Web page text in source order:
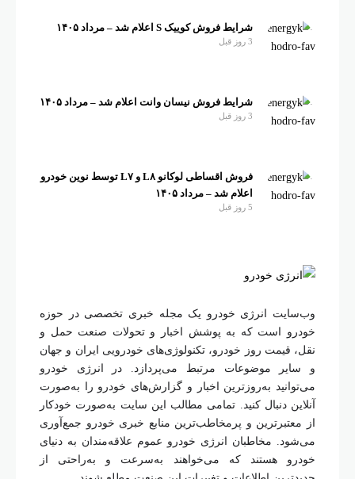
وب‌سایت انرژی خودرو یک مجله خبری تخصصی در حوزه
خودرو است که به پوشش اخبار و تحولات صنعت حمل و
نقل، قیمت روز خودرو، تکنولوژی‌های خودرویی ایران و جهان
و سایر موضوعات مرتبط می‌پردازد. در انرژی خودرو
می‌توانید به‌روزترین اخبار و گزارش‌های خودرو را به‌صورت
آنلاین دنبال کنید. تمامی مطالب این سایت به‌صورت خودکار
از معتبرترین و پرمخاطب‌ترین منابع خبری خودرو جمع‌آوری
می‌شود. مخاطبان انرژی خودرو عموم علاقه‌مندان به دنیای
خودرو هستند که می‌خواهند به‌سرعت و به‌راحتی از
جدیدترین اطلاعات و تغییرات این صنعت مطلع شوند.
شرایط فروش کوییک S اعلام شد – مرداد ۱۴۰۵
شرایط فروش نیسان وانت اعلام شد – مرداد ۱۴۰۵
فروش اقساطی لوکانو L۸ و L۷ توسط نوین خودرو
اعلام شد – مرداد ۱۴۰۵